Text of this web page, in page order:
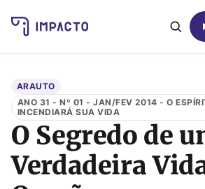
ARAUTO
ANO 31 - Nº 01 - JAN/FEV 2014 - O
INCENDIARÁ SUA VIDA
O Segredo de
Verdadeira